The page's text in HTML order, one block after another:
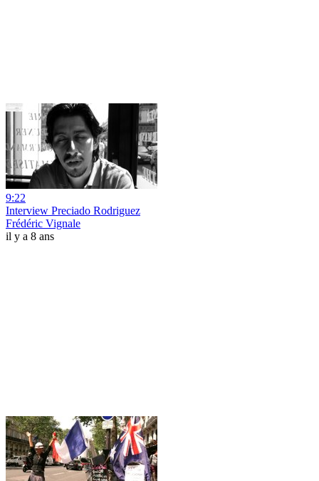
9:22
Interview Preciado Rodriguez
Frédéric Vignale
il y a 8 ans